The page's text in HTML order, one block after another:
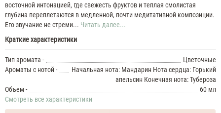
восточной интонацией, где свежесть фруктов и теплая смолистая
глубина переплетаются в медленной, почти медитативной композиции.
Его звучание не стреми... Читать далее...
Краткие характеристики
Тип аромата -
Цветочные
Ароматы с нотой -
Начальная нота: Мандарин Нота сердца: Горький
апельсин Конечная нота: Тубероза
Объем -
60 мл
Смотреть все характеристики